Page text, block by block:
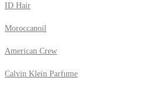
ID Hair
Moroccanoil
American Crew
Calvin Klein Parfume